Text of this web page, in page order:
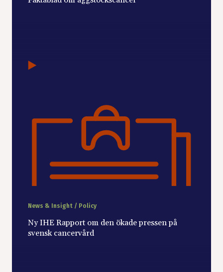
News & Insight / Policy
Ny IHE Rapport om den ökade pressen på
svensk cancervård